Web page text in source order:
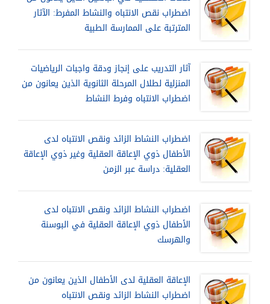
اضطراب نقص الانتباه والنشاط المفرط: الآثار
المترتبة على الممارسة الطبية
آثار التدريب على إنجاز ودقة واجبات الرياضيات
المنزلية لطلال المرحلة الثانوية الذين يعانون من
اضطراب الانتباه وفرط النشاط
اضطراب النشاط الزائد ونقص الانتباه لدى
الأطفال ذوي الإعاقة العقلية وغير ذوي الإعاقة
العقلية: دراسة عبر الزمن
اضطراب النشاط الزائد ونقص الانتباه لدى
الأطفال ذوي الإعاقة العقلية في البوسنة
والهرسك
الإعاقة العقلية لدى الأطفال الذين يعانون من
اضطراب النشاط الزائد ونقص الانتباه